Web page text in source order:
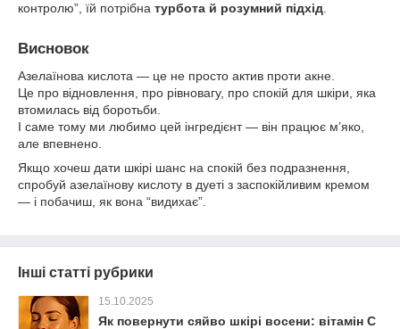
контролю”, їй потрібна турбота й розумний підхід
Висновок
Азелаїнова кислота — це не просто актив проти акне.
Це про відновлення, про рівновагу, про спокій для шкіри, яка
втомилась від боротьби.
І саме тому ми любимо цей інгредієнт — він працює м’яко,
але впевнено.
Якщо хочеш дати шкірі шанс на спокій без подразнення,
спробуй азелаїнову кислоту в дуеті з заспокійливим кремом
— і побачиш, як вона “видихає”.
Інші статті рубрики
15.10.2025
Як повернути сяйво шкірі восени: вітамін C